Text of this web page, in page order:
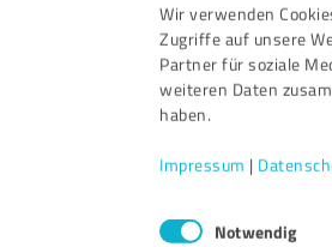
Wir verwenden
Zugriffe auf unsere
Partner für soziale
weiteren Daten
haben.
Impressum |
Einwilligungsauswahl
Notwendig
Auszeichnungen